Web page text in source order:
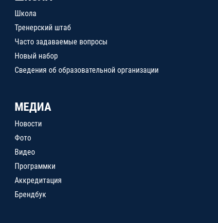
Школа
Тренерский штаб
Часто задаваемые вопросы
Новый набор
Сведения об образовательной организации
МЕДИА
Новости
Фото
Видео
Программки
Аккредитация
Брендбук